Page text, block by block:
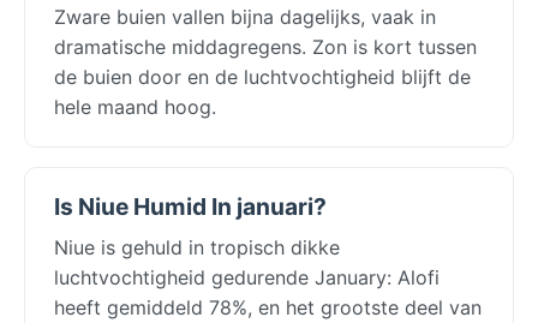
Zware buien vallen bijna dagelijks, vaak in
dramatische middagregens. Zon is kort tussen
de buien door en de luchtvochtigheid blijft de
hele maand hoog.
Is Niue Humid In januari?
Niue is gehuld in tropisch dikke
luchtvochtigheid gedurende January: Alofi
heeft gemiddeld 78%, en het grootste deel van